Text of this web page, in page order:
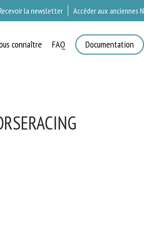
la newsletter Accéder aux anciennes
connaître FAQ Documentation